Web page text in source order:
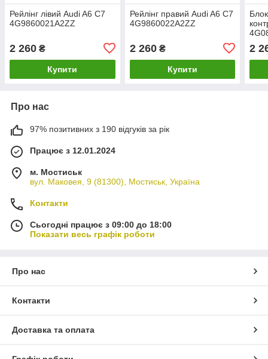
Рейлінг лівий Audi A6 C7
4G9860021A2ZZ
2 260 ₴
Купити
Рейлінг правий Audi A6 C7
4G9860022A2ZZ
2 260₴
Купити
2
Про нас
97% позитивних з 190 відгуків за рік
Працює з 12.01.2024
м. Мостиськ
вул. Маковея, 9 (81300), Мостиськ, Україна
Контакти
Сьогодні працює з 09:00 до 18:00
Показати весь графік роботи
Про нас
Контакти
Доставка та оплата